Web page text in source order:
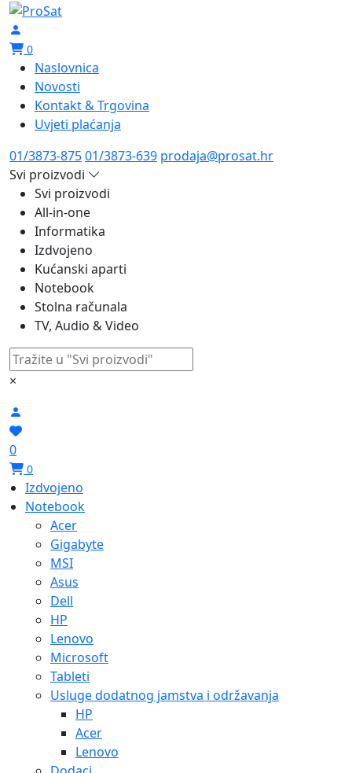
0
Naslovnica
Novosti
Kontakt & Trgovina
Uvjeti plaćanja
01/3873-87501/3873-639 prodaja@prosat.hr
Svi proizvodi
Svi proizvodi
All-in-one
Informatika
Izdvojeno
Kućanski aparti
Notebook
Stolna računala
TV, Audio & Video
×
0
0
Izdvojeno
Notebook
Acer
Gigabyte
MSI
Asus
Dell
HP
Lenovo
Microsoft
Tableti
Usluge dodatnog jamstva i održavanja
HP
Acer
Lenovo